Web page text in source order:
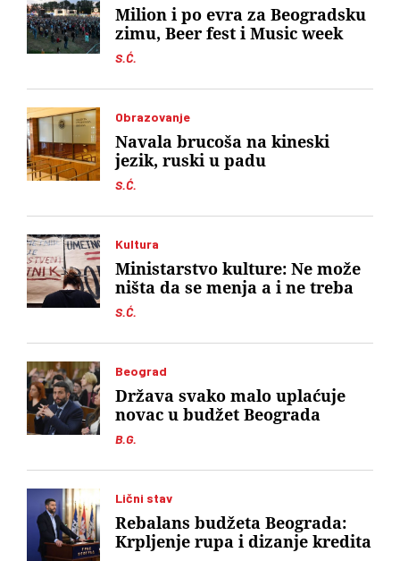
S.Ć.
Milion i po evra za Beogradsku
zimu, Beer fest i Music week
Obrazovanje
S.Ć.
Navala brucoša na kineski
jezik, ruski u padu
Kultura
S.Ć.
Ministarstvo kulture: Ne može
ništa da se menja a i ne treba
Beograd
B.G.
Država svako malo uplaćuje
novac u budžet Beograda
Lični stav
Rebalans budžeta Beograda:
Krpljenje rupa i dizanje kredita